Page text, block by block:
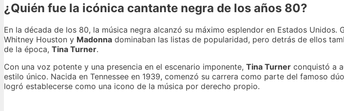
¿Quién fue la icónica cantante negra de los años 80?
En la década de los 80, la música negra alcanzó su máximo esplendor en Estados Unidos.
Whitney Houston y Madonna dominaban las listas de popularidad, pero detrás de ellos
de la época, Tina Turner.
Con una voz potente y una presencia en el escenario imponente, Tina Turner conquistó a
estilo único. Nacida en Tennessee en 1939, comenzó su carrera como parte del famoso dúo
logró establecerse como una icono de la música por derecho propio.